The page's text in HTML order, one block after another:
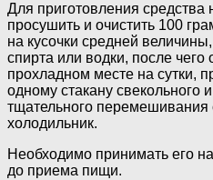
Для приготовления
просушить и очистить 100
на кусочки средней
спирта или водки, после чего
прохладном месте на сутки,
одному стакану свекольного
тщательного
холодильник.
Необходимо принимать его
до приема пищи.